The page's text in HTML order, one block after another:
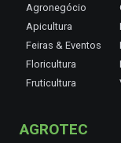
Agronegócio
Apicultura
Feiras & Eventos
Floricultura
Fruticultura
AGROTEC